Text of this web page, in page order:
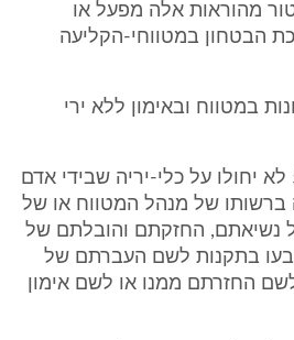
מהוראות אלה מפעל או
הבטחון במטווחי-הקליעה
במטווח ובאימון ללא ירי
הוראות הסעיפים 4 ו-5 לא יחולו על כלי-יריה שבידי אדם
ברשותו של מנהל המטווח או של
נשיאתם, החזקתם והובלתם של
בתקנות לשם העברתם של
החזרתם ממנו או לשם אימון